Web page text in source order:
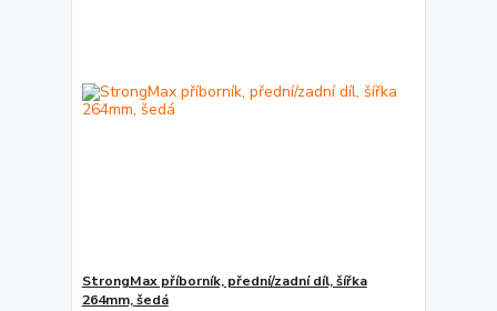
StrongMax příborník, přední/zadní díl, šířka
264mm, šedá